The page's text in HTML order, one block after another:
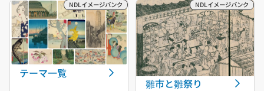
テーマ一覧
雛市と雛祭り